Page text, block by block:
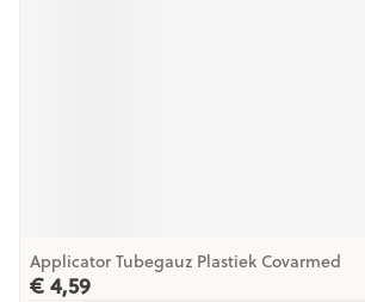
Applicator Tubegauz Plastiek Covarmed
€ 4,59